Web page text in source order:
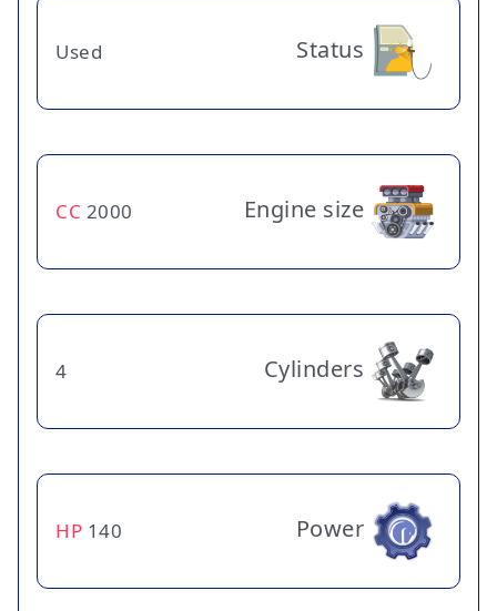
Status
Used
Engine size
2000
CC
Cylinders
4
Power
140
HP